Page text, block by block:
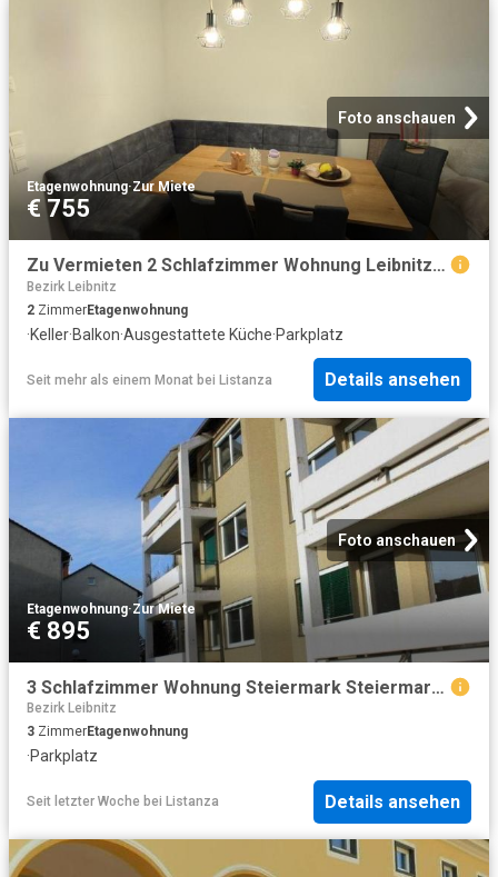
Foto anschauen
Etagenwohnung·Zur Miete
€ 755
Zu Vermieten 2 Schlafzimmer Wohnung Leibnitz AUT DS101954728
Bezirk Leibnitz
2 ZimmerEtagenwohnung
·Keller·Balkon·Ausgestattete Küche·Parkplatz
Seit mehr als einem Monat bei Listanza Details ansehen
Foto anschauen
Etagenwohnung·Zur Miete
€ 895
3 Schlafzimmer Wohnung Steiermark Steiermark 104508029
Bezirk Leibnitz
3 ZimmerEtagenwohnung
·Parkplatz
Seit letzter Woche bei Listanza Details ansehen